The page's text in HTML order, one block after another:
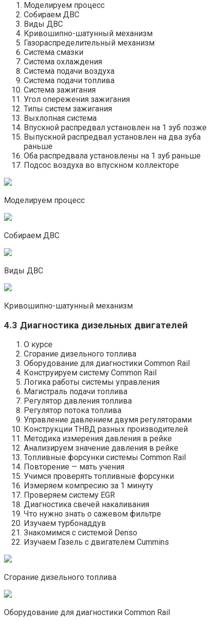
Моделируем процесс
Собираем ДВС
Виды ДВС
Кривошипно-шатунный механизм
Газораспределительный механизм
Система смазки
Система охлаждения
Система подачи воздуха
Система подачи топлива
Система зажигания
Угол опережения зажигания
Типы систем зажигания
Выхлопная система
Впускной распредвал установлен на 1 зуб позже
Выпускной распредвал установлен на два зуба
раньше
Оба распредвала установлены на 1 зуб раньше
Подсос воздуха во впускном коллекторе
Моделируем процесс
Собираем ДВС
Виды ДВС
Кривошипно-шатунный механизм
4.3 Диагностика дизельных двигателей
О курсе
Сгорание дизельного топлива
Оборудование для диагностики Common Rail
Конструируем систему Common Rail
Логика работы системы управления
Магистраль подачи топлива
Регулятор давления топлива
Регулятор потока топлива
Управление давлением двумя регуляторами
Конструкции ТНВД разных производителей
Методика измерения давления в рейке
Анализируем значение давления в рейке
Топливные форсунки системы Common Rail
Повторение — мать учения
Учимся проверять топливные форсунки
Измеряем компресию за 1 минуту
Проверяем систему EGR
Диагностика свечей накаливания
Что нужно знать о сажевом фильтре
Изучаем турбонаддув
Знакомимся с системой Denso
Изучаем Газель с двигателем Cummins
Сгорание дизельного топлива
Оборудование для диагностики Common Rail